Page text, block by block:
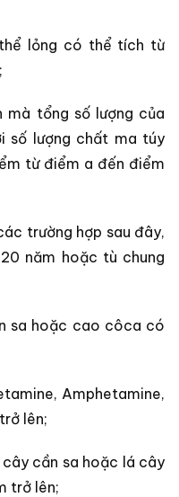
lỏng có thể tích từ
tổng số lượng của
số lượng chất ma túy
từ điểm a đến điểm
trường hợp sau đây,
năm hoặc tù chung
sa hoặc cao côca có
Amphetamine,
lên;
cần sa hoặc lá cây
trở lên;